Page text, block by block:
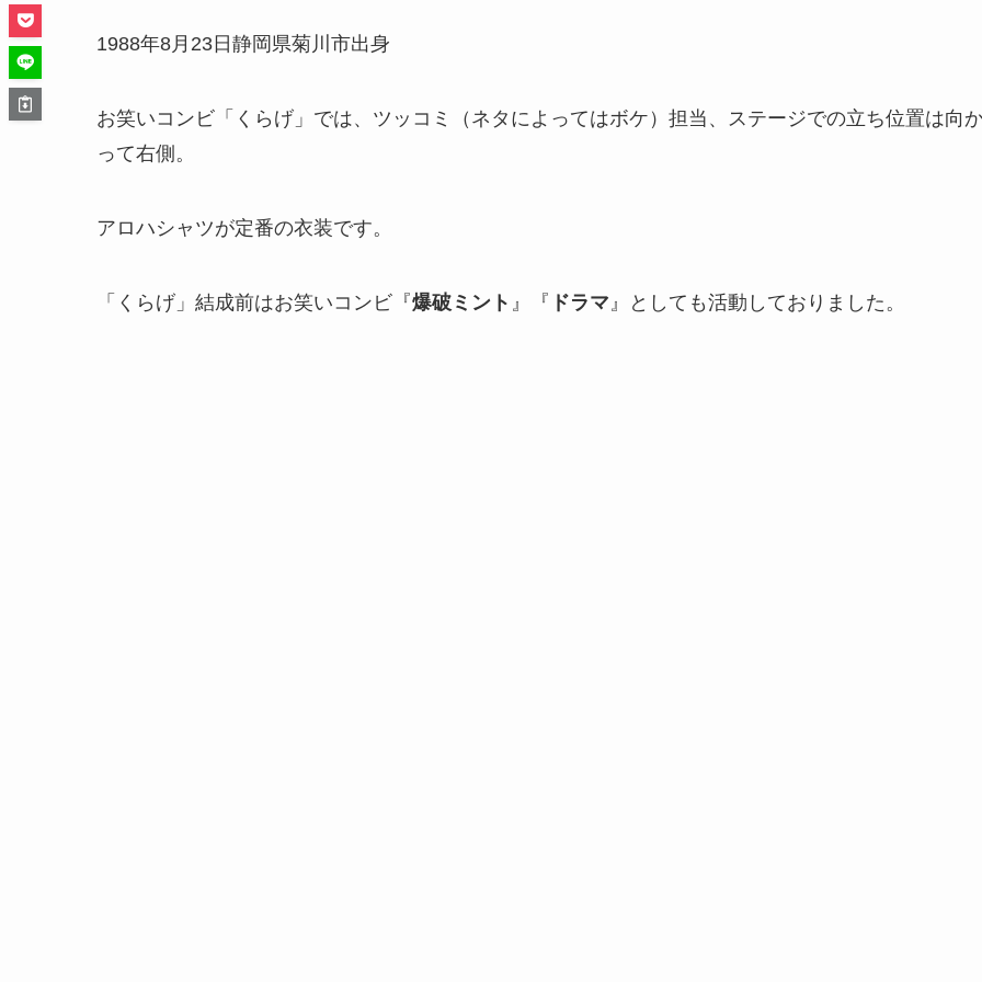
1988年8月23日静岡県菊川市出身
お笑いコンビ「くらげ」では、ツッコミ（ネタによってはボケ）担当、ステージでの立ち位置は向
って右側。
アロハシャツが定番の衣装です。
「くらげ」結成前はお笑いコンビ『爆破ミント 』『 ドラマ』としても活動しておりました。